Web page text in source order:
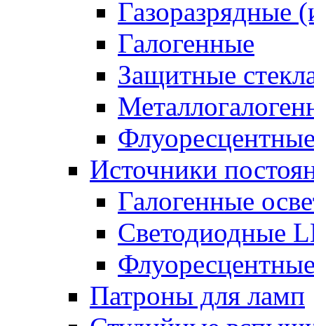
Газоразрядные
Галогенные
Защитные
Источники
Галогенные
Светодиодные
Патроны для ламп